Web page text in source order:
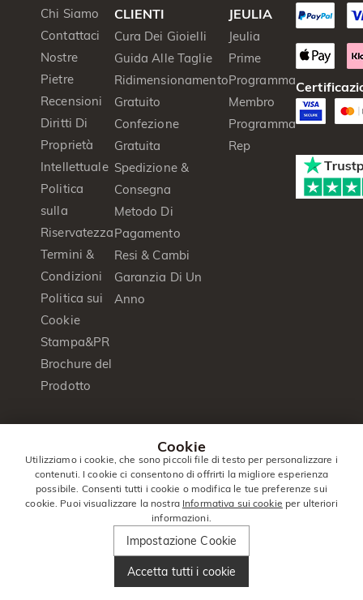
Chi Siamo
Contattaci
Nostre
Pietre
Recensioni
Diritti Di
Proprietà
Intellettuale
Politica
sulla
Riservatezza
Termini &
Condizioni
Politica sui
Cookie
Stampa&PR
Brochure del
Prodotto
CLIENTI
Cura Dei Gioielli
Guida Alle Taglie
Ridimensionamento
Gratuito
Confezione
Gratuita
Spedizione &
Consegna
Metodo Di
Pagamento
Resi & Cambi
Garanzia Di Un
Anno
JEULIA
Jeulia
Prime
Programma
Membro
Programma
Rep
2026
Jewelry
Riservati.
Italia|Italiano(it)|EUR €
Cookie
Utilizziamo i cookie, che sono piccoli file di testo per personalizzare i
contenuti. I cookie ci consentono di offrirti la migliore esperienza
possibile. Consenti tutti i cookie o modifica le tue preferenze sui
cookie. Puoi visualizzare la nostra Informativa sui cookie per ulteriori
informazioni.
Impostazione Cookie
Accetta tutti i cookie